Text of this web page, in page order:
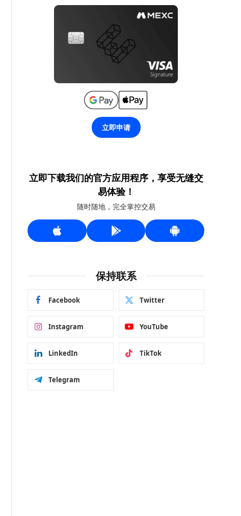
立即申请
立即下载我们的官方应用程序，享受无缝交
易体验！
随时随地，完全掌控交易
保持联系
Facebook Twitter
Instagram YouTube
LinkedIn TikTok
Telegram